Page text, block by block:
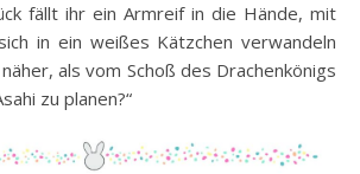
fällt ihr ein Armreif in die Hände, mit
in ein weißes Kätzchen verwandeln
als vom Schoß des Drachenkönigs
zu planen?“